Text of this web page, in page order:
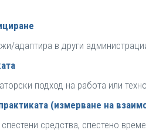
адаптира в други
подход на работа или
(измерване на
средства, спестено